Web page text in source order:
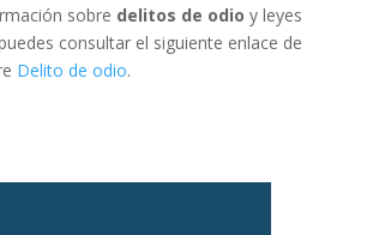
sobre delitos de odio y leyes
consultar el siguiente enlace de
Delito de odio.